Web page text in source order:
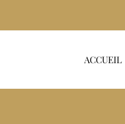
ACCUEIL